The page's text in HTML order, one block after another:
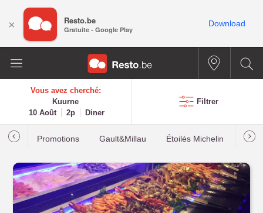
Vous avez cherché:
Kuurne
10 Août
2p Diner
Filtrer
Promotions Gault&Millau Étoilés Michelin Les
× Resto.be
Gratuite - Google Play
Download